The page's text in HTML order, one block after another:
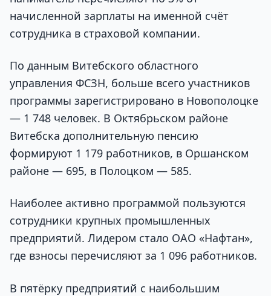
начисленной зарплаты на именной счёт
сотрудника в страховой компании.
По данным Витебского областного
управления ФСЗН, больше всего участников
программы зарегистрировано в Новополоцке
— 1 748 человек. В Октябрьском районе
Витебска дополнительную пенсию
формируют 1 179 работников, в Оршанском
районе — 695, в Полоцком — 585.
Наиболее активно программой пользуются
сотрудники крупных промышленных
предприятий. Лидером стало ОАО «Нафтан»,
где взносы перечисляют за 1 096 работников.
В пятёрку предприятий с наибольшим